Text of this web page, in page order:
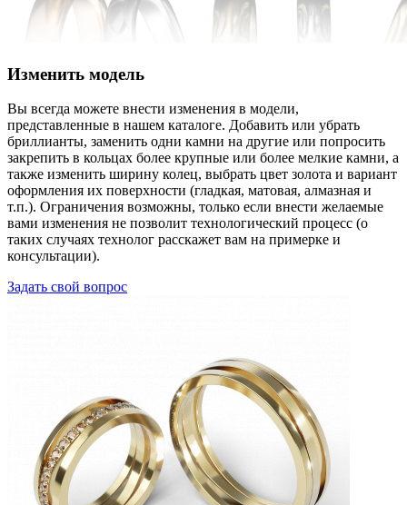
Изменить модель
Вы всегда можете внести изменения в модели,
представленные в нашем каталоге. Добавить или убрать
бриллианты, заменить одни камни на другие или попросить
закрепить в кольцах более крупные или более мелкие камни, а
также изменить ширину колец, выбрать цвет золота и вариант
оформления их поверхности (гладкая, матовая, алмазная и
т.п.). Ограничения возможны, только если внести желаемые
вами изменения не позволит технологический процесс (о
таких случаях технолог расскажет вам на примерке и
консультации).
Задать свой вопрос